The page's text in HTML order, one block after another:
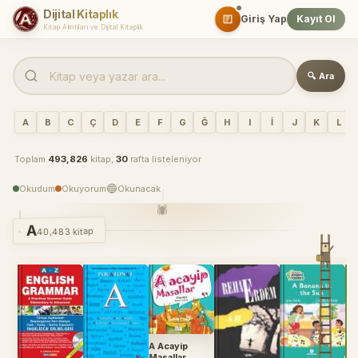
Dijital Kitaplık
Kitap Alıntıları ve Dijital Kitaplık
Giriş Yap Kayıt Ol
🔍 Ara
A B C Ç D E F G Ğ H I İ J K L
Toplam 493,826 kitap, 30 rafta listeleniyor
Okudum Okuyorum🔵Okunacak
🕷️
A40,483 kitap
A Acayip